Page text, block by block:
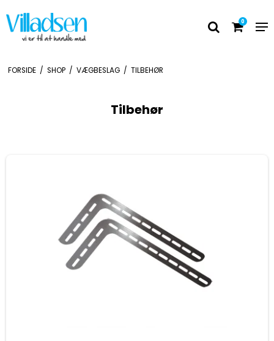
0
FORSIDE / SHOP / VÆGBESLAG / TILBEHØR
Tilbehør